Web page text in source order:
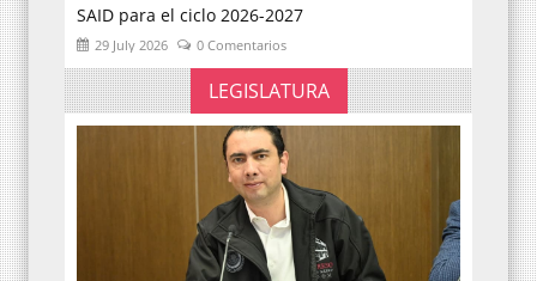
SAID para el ciclo 2026-2027
29 July 2026 0 Comentarios
LEGISLATURA